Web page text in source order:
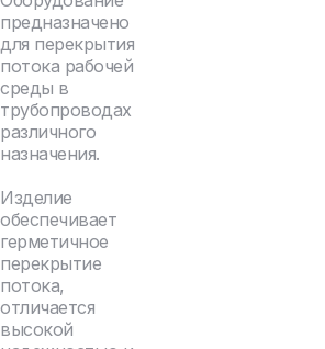
предназначено
для перекрытия
потока рабочей
среды в
трубопроводах
различного
назначения.
Изделие
обеспечивает
герметичное
перекрытие
потока,
отличается
высокой